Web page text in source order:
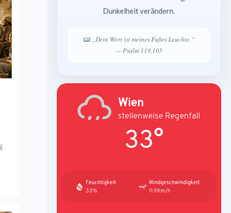
Dunkelheit verändern.
„Dein Wort ist meines Fußes Leuchte.“
— Psalm 119,105
Wien
stellenweise Regenfall
33°
Feuchtigkeit
33%
Windgeschwindigkeit
11.9Km/h